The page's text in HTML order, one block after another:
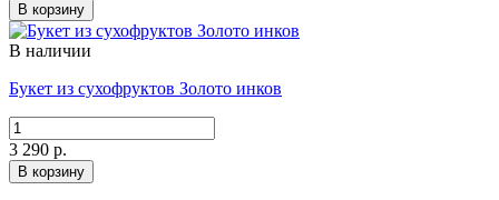
В корзину
В наличии
Букет из сухофруктов Золото инков
3 290 р.
В корзину